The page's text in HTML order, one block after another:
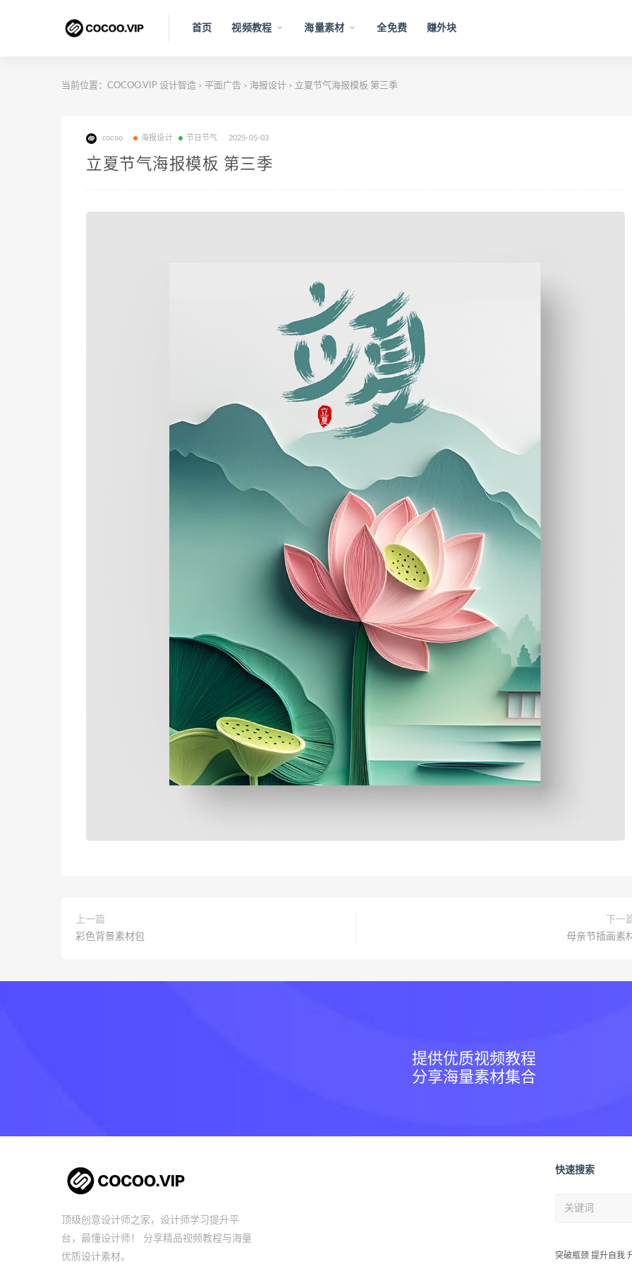
首页 视频教程 海量素材 全免费 赚外块
当前位置： COCOO.VIP 设计智造 > 平面广告 > 海报设计 > 立夏节气海报模板 第三季
cocoo 海报设计 节日节气 2025-05-03
立夏节气海报模板 第三季
上一篇
彩色背景素材包
下一
母亲节插画素
提供优质视频教程
分享海量素材集合
顶级创意设计师之家，设计师学习提升平
台，最懂设计师！ 分享精品视频教程与海量
优质设计素材。
快速搜索
突破瓶颈 提升自我